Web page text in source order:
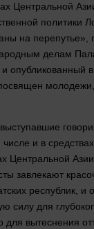
Центральной
политики
на перепутье»,
делам
опубликованный
и в
Центральной
завлекают
республик, и
силу для
вытеснения